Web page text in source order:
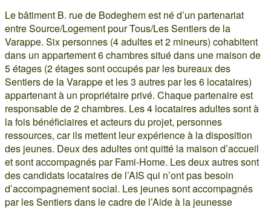
Le bâtiment B. rue de Bodeghem est né d’un partenariat
entre Source/Logement pour Tous/Les Sentiers de la
Varappe. Six personnes (4 adultes et 2 mineurs) cohabitent
dans un appartement 6 chambres situé dans une maison de
5 étages (2 étages sont occupés par les bureaux des
Sentiers de la Varappe et les 3 autres par les 6 locataires)
appartenant à un propriétaire privé. Chaque partenaire est
responsable de 2 chambres. Les 4 locataires adultes sont à
la fois bénéficiaires et acteurs du projet, personnes
ressources, car ils mettent leur expérience à la disposition
des jeunes. Deux des adultes ont quitté la maison d’accueil
et sont accompagnés par Fami-Home. Les deux autres sont
des candidats locataires de l’AIS qui n’ont pas besoin
d’accompagnement social. Les jeunes sont accompagnés
par les Sentiers dans le cadre de l’Aide à la jeunesse